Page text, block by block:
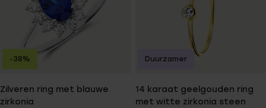
Zilveren ring met blauwe
zirkonia
-38%
14 karaat geelgouden ring
met witte zirkonia steen
Duurzamer